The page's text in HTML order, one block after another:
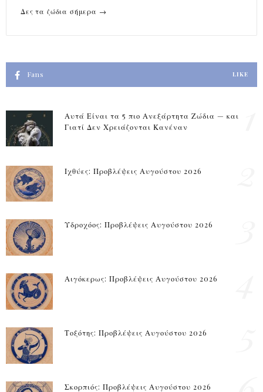
Δες τα ζώδια σήμερα →
Fans LIKE
Αυτά Είναι τα 5 πιο Ανεξάρτητα Ζώδια — και
Γιατί Δεν Χρειάζονται Κανέναν
Ιχθύες: Προβλέψεις Αυγούστου 2026
Υδροχόος: Προβλέψεις Αυγούστου 2026
Αιγόκερως: Προβλέψεις Αυγούστου 2026
Τοξότης: Προβλέψεις Αυγούστου 2026
Σκορπιός: Προβλέψεις Αυγούστου 2026